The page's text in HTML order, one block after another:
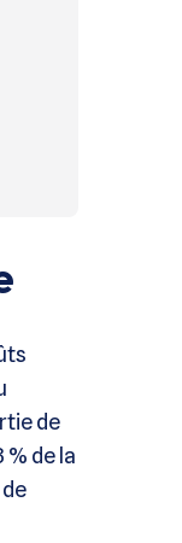
de
de la